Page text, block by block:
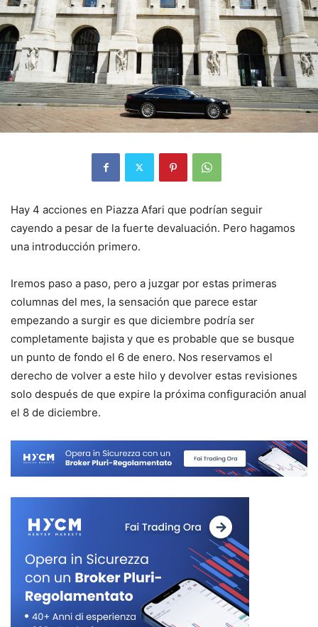
Hay 4 acciones en Piazza Afari que podrían seguir
cayendo a pesar de la fuerte devaluación. Pero hagamos
una introducción primero.
Iremos paso a paso, pero a juzgar por estas primeras
columnas del mes, la sensación que parece estar
empezando a surgir es que diciembre podría ser
completamente bajista y que es probable que se busque
un punto de fondo el 6 de enero. Nos reservamos el
derecho de volver a este hilo y devolver estas revisiones
solo después de que expire la próxima configuración anual
el 8 de diciembre.